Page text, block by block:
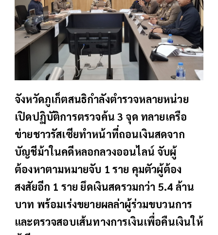
จังหวัดภูเก็ตสนธิกำลังตำรวจหลายหน่วย
เปิดปฏิบัติการตรวจค้น 3 จุด ทลายเครือ
ข่ายชาวรัสเซียทำหน้าที่ถอนเงินสดจาก
บัญชีม้าในคดีหลอกลวงออนไลน์ จับผู้
ต้องหาตามหมายจับ 1 ราย คุมตัวผู้ต้อง
สงสัยอีก 1 ราย ยึดเงินสดรวมกว่า 5.4 ล้าน
บาท พร้อมเร่งขยายผลล่าผู้ร่วมขบวนการ
และตรวจสอบเส้นทางการเงินเพื่อคืนเงินให้